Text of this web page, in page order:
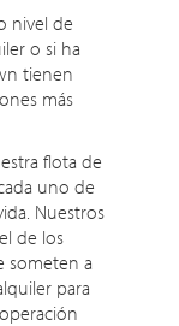
nivel de
o si ha
tienen
más
flota de
uno de
Nuestros
de los
someten a
para